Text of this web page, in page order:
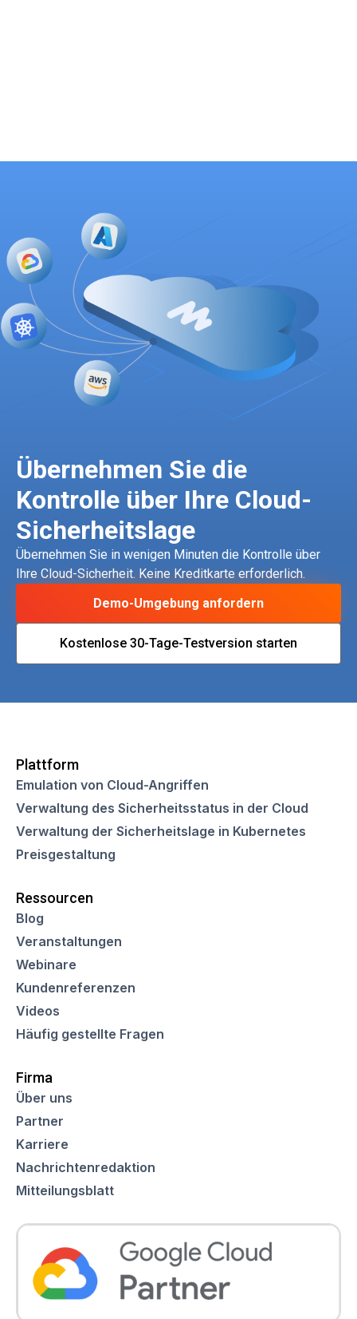
Übernehmen Sie die
Kontrolle über Ihre Cloud-
Sicherheitslage
Übernehmen Sie in wenigen Minuten die Kontrolle über
Ihre Cloud-Sicherheit. Keine Kreditkarte erforderlich.
Demo-Umgebung anfordern
Kostenlose 30-Tage-Testversion starten
Plattform
Emulation von Cloud-Angriffen
Verwaltung des Sicherheitsstatus in der Cloud
Verwaltung der Sicherheitslage in Kubernetes
Preisgestaltung
Ressourcen
Blog
Veranstaltungen
Webinare
Kundenreferenzen
Videos
Häufig gestellte Fragen
Firma
Über uns
Partner
Karriere
Nachrichtenredaktion
Mitteilungsblatt